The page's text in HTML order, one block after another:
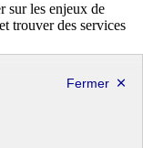
sur les enjeux de
trouver des services